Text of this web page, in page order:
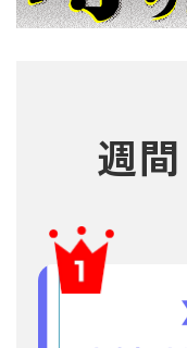
週間